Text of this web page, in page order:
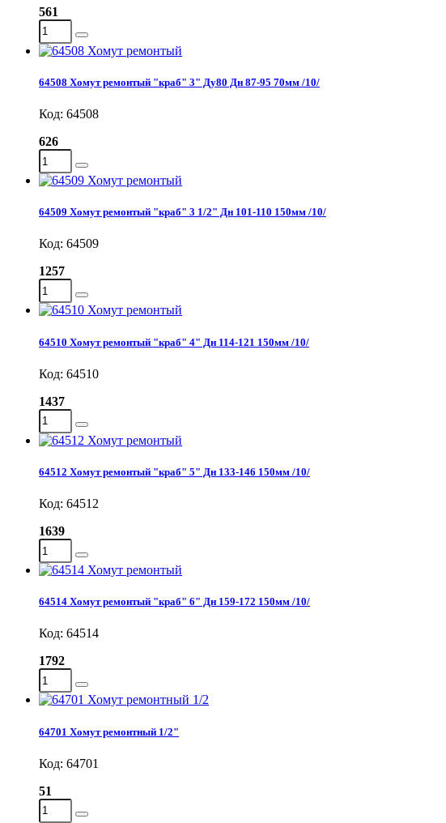
561
64508 Хомут ремонтый "краб" 3" Ду80 Дн 87-95 70мм /10/
Код: 64508
626
64509 Хомут ремонтый "краб" 3 1/2" Дн 101-110 150мм /10/
Код: 64509
1257
64510 Хомут ремонтый "краб" 4" Дн 114-121 150мм /10/
Код: 64510
1437
64512 Хомут ремонтый "краб" 5" Дн 133-146 150мм /10/
Код: 64512
1639
64514 Хомут ремонтый "краб" 6" Дн 159-172 150мм /10/
Код: 64514
1792
64701 Хомут ремонтный 1/2"
Код: 64701
51